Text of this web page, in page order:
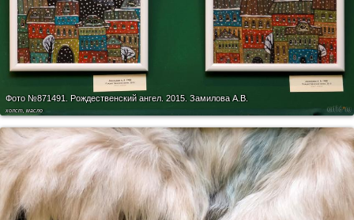
Фото №871491. Рождественский ангел. 2015. Замилова А.В.
холст, масло